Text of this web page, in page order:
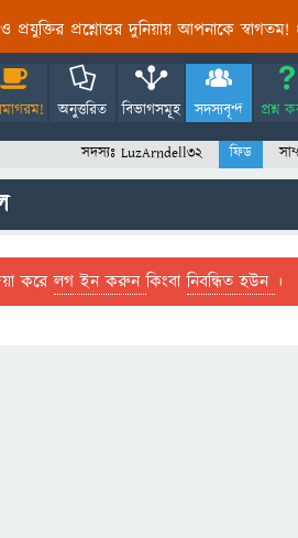
ও প্রযুক্তির প্রশ্নোত্তর দুনিয়ায় আপনাকে স্বাগতম!
অনুত্তরিত বিভাগসমূহ সদস্যবৃন্দ প্রশ্ন
সদস্যঃ LuzArndell32 ফিড
করেলগ ইন করুনকিংবানিবন্ধিত হউন ।